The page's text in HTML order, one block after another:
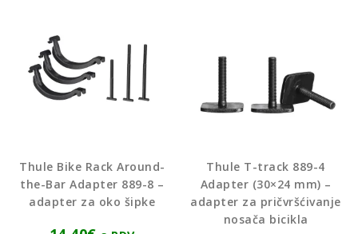
Thule Bike Rack Around-
the-Bar Adapter 889-8 –
adapter za oko šipke
Thule T-track 889-4
Adapter (30×24 mm) –
adapter za pričvršćivanje
nosača bicikla